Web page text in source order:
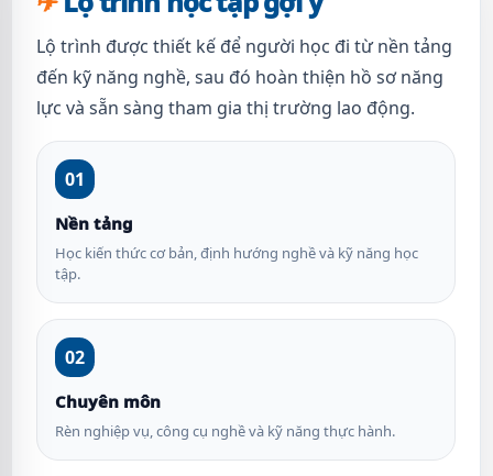
Lộ trình được thiết kế để người học đi từ nền tảng
đến kỹ năng nghề, sau đó hoàn thiện hồ sơ năng
lực và sẵn sàng tham gia thị trường lao động.
01
Nền tảng
Học kiến thức cơ bản, định hướng nghề và kỹ năng học
tập.
02
Chuyên môn
Rèn nghiệp vụ, công cụ nghề và kỹ năng thực hành.